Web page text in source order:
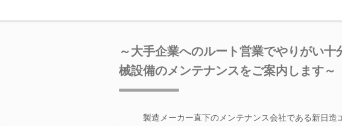
～大手企業へのルート営業でやりがい
械設備のメンテナンスをご案内します～
製造メーカー直下のメンテナンス会社である新日